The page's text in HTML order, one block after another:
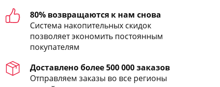
80% возвращаются к нам снова
Система накопительных скидок
позволяет экономить постоянным
покупателям
Доставлено более 500 000 заказов
Отправляем заказы во все регионы